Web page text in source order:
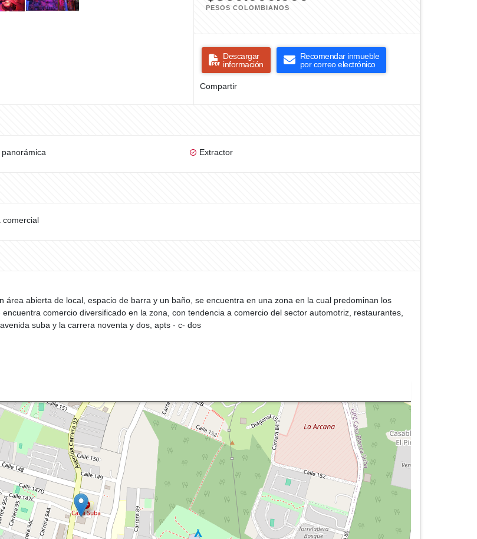
PESOS COLOMBIANOS
Descargar
información
Recomendar inmueble
por correo electrónico
Compartir
panorámica Extractor
comercial
área abierta de local, espacio de barra y un baño, se encuentra en una zona en la cual predominan los
comercio diversificado en la zona, con tendencia a comercio del sector automotriz, restaurantes,
suba y la carrera noventa y dos, apts - c- dos